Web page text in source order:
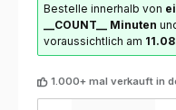
Bestelle innerhalb von
__COUNT__ Minuten
voraussichtlich am
1.000+ mal verkauft in